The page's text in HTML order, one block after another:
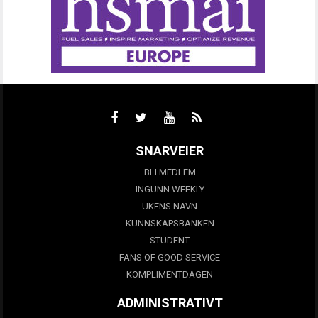
SNARVEIER
BLI MEDLEM
INGUNN WEEKLY
UKENS NAVN
KUNNSKAPSBANKEN
STUDENT
FANS OF GOOD SERVICE
KOMPLIMENTDAGEN
ADMINISTRATIVT